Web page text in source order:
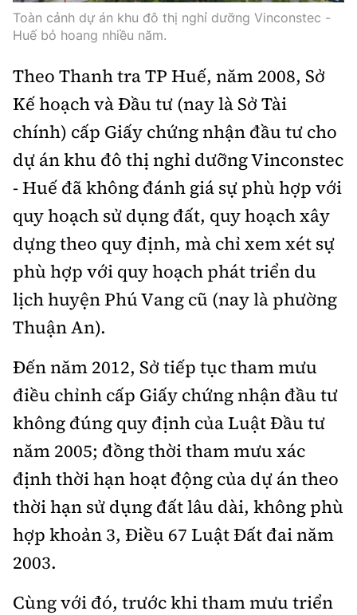
Tổng Biên tập:
Nguyễn Thị Hồng Nga
Nguyễn Sơn Tùng, Nguyễn Đức Thắng,
La Đức Hùng
Giấy phép số 02/GP-BC, cấp ngày 22/4/2025.
Chuyên trang của Báo Xây dựng
Hotline:
0901 514 799
Quảng cáo và Phát hành:
0915 057 282
Email: bandoc@baoxaydung.vn
Cấm sao chép dưới mọi hình thức nếu không có sự
chấp thuận bằng văn bản.
Thông tin tòa soạn
Toàn cảnh dự án khu đô thị nghỉ dưỡng Vinconstec -
Huế bỏ hoang nhiều năm.
Theo Thanh tra TP Huế, năm 2008, Sở
Kế hoạch và Đầu tư (nay là Sở Tài
chính) cấp Giấy chứng nhận đầu tư cho
dự án khu đô thị nghỉ dưỡng Vinconstec
- Huế đã không đánh giá sự phù hợp với
quy hoạch sử dụng đất, quy hoạch xây
dựng theo quy định, mà chỉ xem xét sự
phù hợp với quy hoạch phát triển du
lịch huyện Phú Vang cũ (nay là phường
Thuận An).
Đến năm 2012, Sở tiếp tục tham mưu
điều chỉnh cấp Giấy chứng nhận đầu tư
không đúng quy định của Luật Đầu tư
năm 2005; đồng thời tham mưu xác
định thời hạn hoạt động của dự án theo
thời hạn sử dụng đất lâu dài, không phù
hợp khoản 3, Điều 67 Luật Đất đai năm
2003.
Cùng với đó, trước khi tham mưu triển